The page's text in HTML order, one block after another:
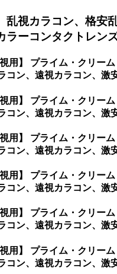
乱視カラコン、格安
ラーコンタクトレン
視用】 プライム・クリー
コン、遠視カラコン、激
視用】 プライム・クリー
コン、遠視カラコン、激
視用】 プライム・クリー
コン、遠視カラコン、激
視用】 プライム・クリー
コン、遠視カラコン、
視用】 プライム・クリー
コン、遠視カラコン、
視用】 プライム・クリー
コン、遠視カラコン、